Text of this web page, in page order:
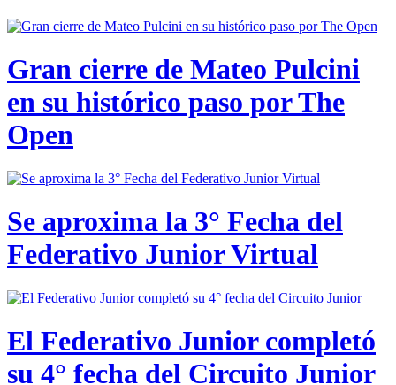
Gran cierre de Mateo Pulcini
en su histórico paso por The
Open
Se aproxima la 3° Fecha del
Federativo Junior Virtual
El Federativo Junior completó
su 4° fecha del Circuito Junior